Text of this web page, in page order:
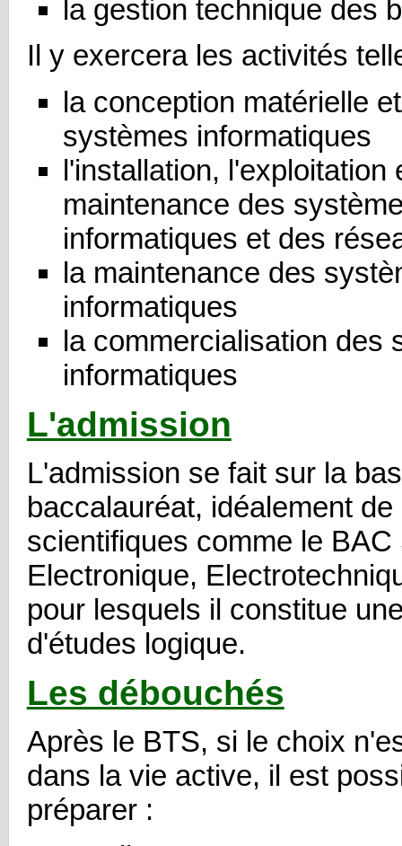
la gestion technique des
Il y exercera les activités
la conception matérielle
systèmes informatiques
l'installation, l'exploitation
maintenance des
informatiques et des
la maintenance des
informatiques
la commercialisation des
informatiques
L'admission
L'admission se fait sur la
baccalauréat, idéalement
scientifiques comme le BAC
Electronique,
pour lesquels il constitue
d'études logique.
Les débouchés
Après le BTS, si le choix
dans la vie active, il est
préparer :